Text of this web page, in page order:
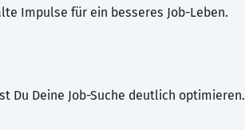
Impulse für ein besseres Job-Leben.
Du Deine Job-Suche deutlich optimieren.